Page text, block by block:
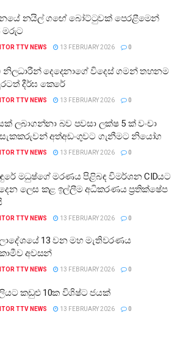
නයිල් ගඟේ බෝට්ටුවක් පෙරළීමෙන්
මරුට
TTV NEWS 13 FEBRUARY 2026 0
නිලධාරීන් දෙදෙනාගේ විදෙස් ගමන් තහනම
දීර්ඝ කෙරේ
TTV NEWS 13 FEBRUARY 2026 0
ලබාගන්නා බව පවසා ලක්ෂ 5 ක් වංචා
අත්අඩංගුවට ගැනීමට නියෝග
TTV NEWS 13 FEBRUARY 2026 0
මධුෂ්ගේ මරණය පිළිබඳ විමර්ශන CIDයට
ලෙස කළ ඉල්ලීම අධිකරණය ප්‍රතික්ෂේප
TTV NEWS 13 FEBRUARY 2026 0
13 වන මහ මැතිවරණය
අවසන්
TTV NEWS 13 FEBRUARY 2026 0
කඩුළු 10ක විශිෂ්ට ජයක්
TTV NEWS 13 FEBRUARY 2026 0